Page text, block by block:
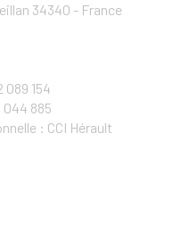
34340 - France
154
044 885
: CCI Hérault